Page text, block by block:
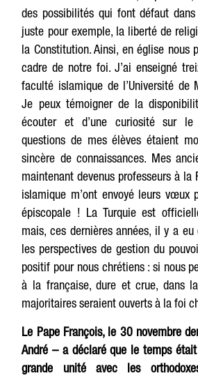
des possibilités qui font défaut dans
juste pour exemple, la liberté de
la Constitution. Ainsi, en église nous
cadre de notre foi. J’ai enseigné
faculté islamique de l’Université de
Je peux témoigner de la
écouter et d’une curiosité sur le
questions de mes élèves étaient
sincère de connaissances. Mes
maintenant devenus professeurs à la
islamique m’ont envoyé leurs vœux
épiscopale ! La Turquie est
mais, ces dernières années, il y a eu
les perspectives de gestion du
positif pour nous chrétiens : si nous
à la française, dure et crue, dans
majoritaires seraient ouverts à la foi
Le Pape François, le 30 novembre
André – a déclaré que le temps
grande unité avec les